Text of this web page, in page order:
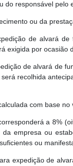
do responsável pelo
ou da
de alvará
exigida por
de alvará de
recolhida
com base
a 8%
da empresa ou
ou
expedição de